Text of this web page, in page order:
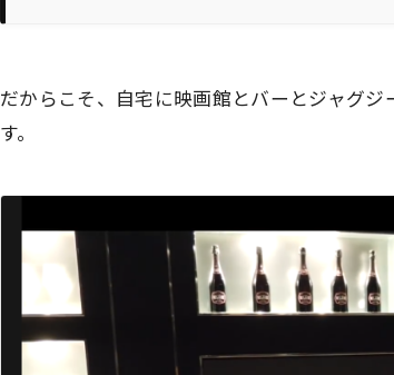
だからこそ、自宅に映画館とバーとジャグ
す。